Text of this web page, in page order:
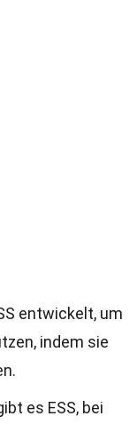
entwickelt, um
indem sie
es ESS, bei